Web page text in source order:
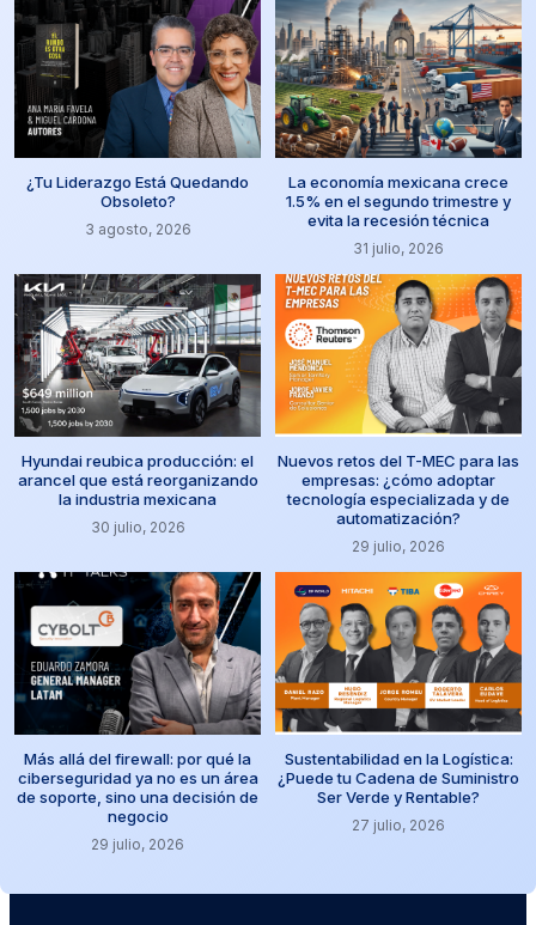
¿Tu Liderazgo Está Quedando
Obsoleto?
3 agosto, 2026
La economía mexicana crece
1.5% en el segundo trimestre y
evita la recesión técnica
31 julio, 2026
Hyundai reubica producción: el
arancel que está reorganizando
la industria mexicana
30 julio, 2026
Nuevos retos del T-MEC para las
empresas: ¿cómo adoptar
tecnología especializada y de
automatización?
29 julio, 2026
Más allá del firewall: por qué la
ciberseguridad ya no es un área
de soporte, sino una decisión de
negocio
29 julio, 2026
Sustentabilidad en la Logística:
¿Puede tu Cadena de Suministro
Ser Verde y Rentable?
27 julio, 2026